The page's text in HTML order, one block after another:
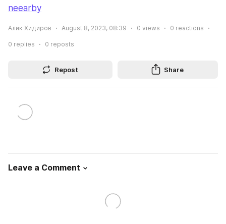
neearby
Алик Хидиров August 8, 2023, 08:39 0 views 0 reactions
0 replies 0 reposts
Repost Share
Leave a Comment